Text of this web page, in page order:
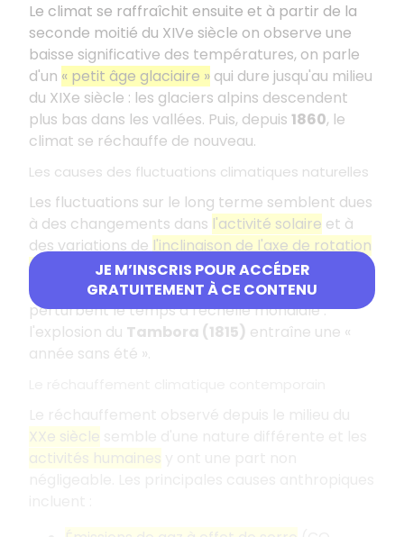
JE M’INSCRIS POUR ACCÉDER
GRATUITEMENT À CE CONTENU
Le climat se raffraîchit ensuite et à partir de la
seconde moitié du XIVe siècle on observe une
baisse significative des températures, on parle
d'un « petit âge glaciaire » qui dure jusqu'au milieu
du XIXe siècle : les glaciers alpins descendent
plus bas dans les vallées. Puis, depuis 1860, le
climat se réchauffe de nouveau.
Les causes des fluctuations climatiques naturelles
Les fluctuations sur le long terme semblent dues
à des changements dans l'activité solaire et à
des variations de l'inclinaison de l'axe de rotation
de la Terre. Elles sont ponctuellement
accentuées par leséruptions volcaniques
perturbent le temps à l'échelle mondiale :
l'explosion du Tambora (1815) entraîne une «
année sans été ».
XXe siècle
activités humaines